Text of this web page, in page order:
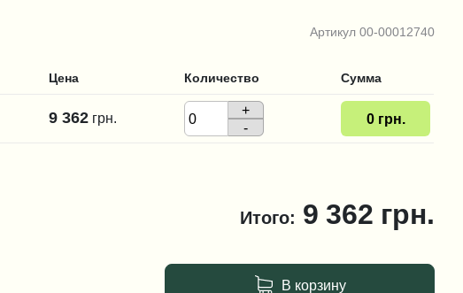
Артикул 00-00012740
Цена Количество Сумма
9 362 грн.
+
-
0 грн.
Итого: 9 362 грн.
В корзину